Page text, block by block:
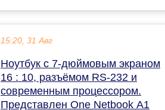
15:20, 31 Авг
Ноутбук с 7-дюймовым экраном
16 : 10, разъёмом RS-232 и
современным процессором.
Представлен One Netbook A1